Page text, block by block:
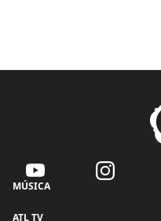
MÚSICA
ATL TV